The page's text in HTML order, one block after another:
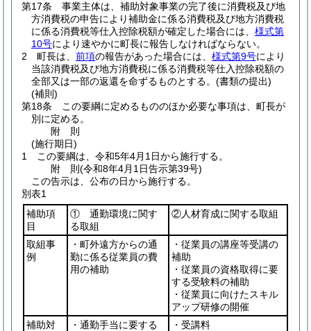
第17条
事業主体は、補助対象事業の完了後に消費税及び地
方消費税の申告により補助金に係る消費税及び地方消費税
に係る消費税等仕入控除税額が確定した場合には、 様式第
10号により速やかに町長に報告しなければならない。
2
町長は、 前項の報告があった場合には、 様式第9号により
当該消費税及び地方消費税に係る消費税等仕入控除税額の
全部又は一部の返還を命ずるものとする。 (書類の提出)
(補則)
第18条
この要綱に定めるもののほか必要な事項は、町長が
別に定める。
附 則
(施行期日)
1
この要綱は、令和5年4月1日から施行する。
附 則(令和8年4月1日告示第39号)
この告示は、公布の日から施行する。
別表1
補助項
目
① 通勤環境に関す
る取組
②人材育成に関する取組
取組事
例
・町外遠方からの通
勤に係る従業員の費
用の補助
・従業員の講座等受講の
補助
・従業員の資格取得に要
する受験料の補助
・従業員に向けたスキル
アップ研修の開催
補助対
・通勤手当に要する ・受講料